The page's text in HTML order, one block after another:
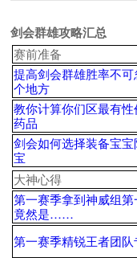
剑会群雄攻略汇总
赛前准备
提高剑会群雄胜率不
个地方
教你计算你们区最有性
药品
剑会如何选择装备宝
宝
大神心得
第一赛季拿到神威组第
竟然是……
第一赛季精锐王者团队